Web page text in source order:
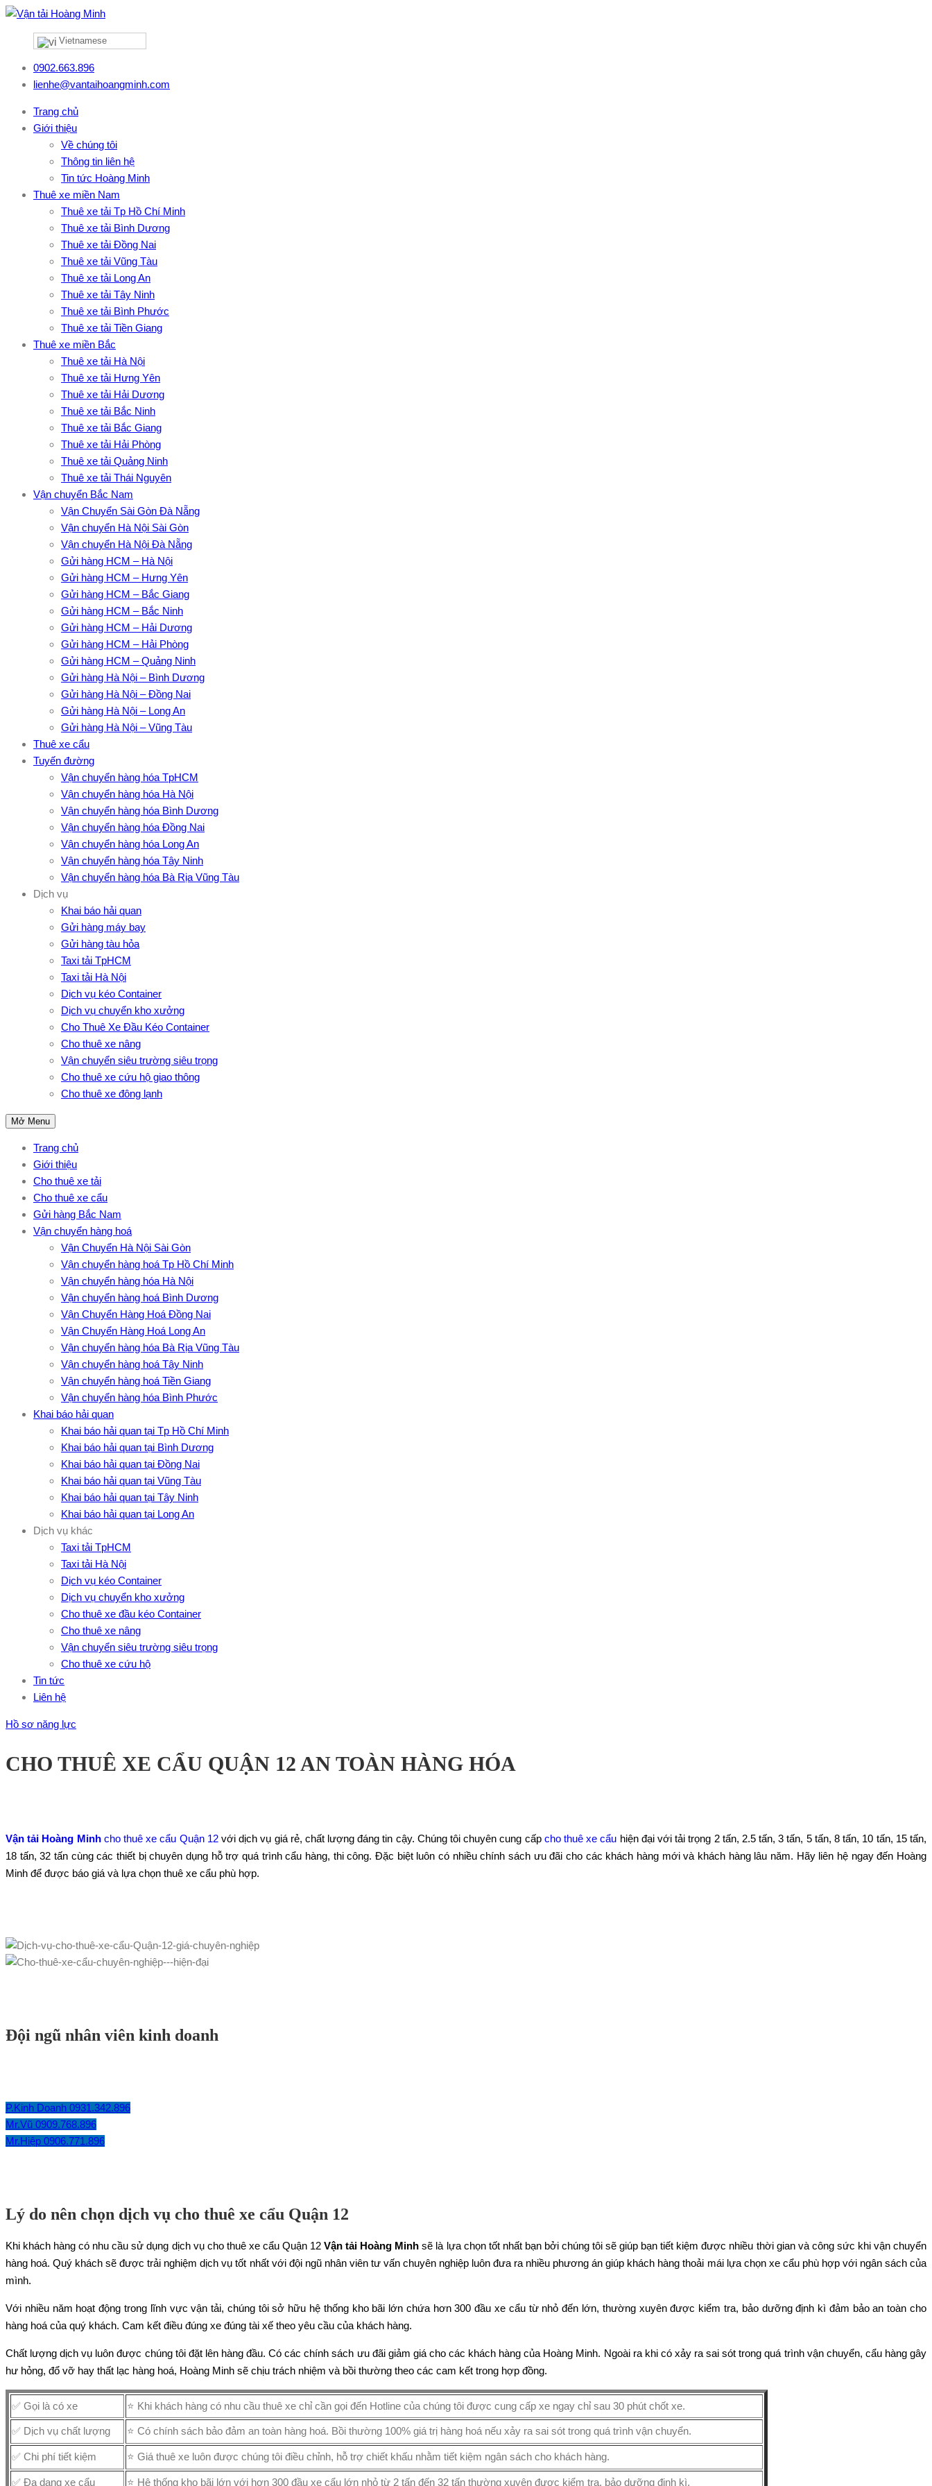
Vietnamese
0902.663.896
lienhe@vantaihoangminh.com
Trang chủ
Giới thiệu
Về chúng tôi
Thông tin liên hệ
Tin tức Hoàng Minh
Thuê xe miền Nam
Thuê xe tải Tp Hồ Chí Minh
Thuê xe tải Bình Dương
Thuê xe tải Đồng Nai
Thuê xe tải Vũng Tàu
Thuê xe tải Long An
Thuê xe tải Tây Ninh
Thuê xe tải Bình Phước
Thuê xe tải Tiền Giang
Thuê xe miền Bắc
Thuê xe tải Hà Nội
Thuê xe tải Hưng Yên
Thuê xe tải Hải Dương
Thuê xe tải Bắc Ninh
Thuê xe tải Bắc Giang
Thuê xe tải Hải Phòng
Thuê xe tải Quảng Ninh
Thuê xe tải Thái Nguyên
Vận chuyển Bắc Nam
Vận Chuyển Sài Gòn Đà Nẵng
Vận chuyển Hà Nội Sài Gòn
Vận chuyển Hà Nội Đà Nẵng
Gửi hàng HCM – Hà Nội
Gửi hàng HCM – Hưng Yên
Gửi hàng HCM – Bắc Giang
Gửi hàng HCM – Bắc Ninh
Gửi hàng HCM – Hải Dương
Gửi hàng HCM – Hải Phòng
Gửi hàng HCM – Quảng Ninh
Gửi hàng Hà Nội – Bình Dương
Gửi hàng Hà Nội – Đồng Nai
Gửi hàng Hà Nội – Long An
Gửi hàng Hà Nội – Vũng Tàu
Thuê xe cẩu
Tuyến đường
Vận chuyển hàng hóa TpHCM
Vận chuyển hàng hóa Hà Nội
Vận chuyển hàng hóa Bình Dương
Vận chuyển hàng hóa Đồng Nai
Vận chuyển hàng hóa Long An
Vận chuyển hàng hóa Tây Ninh
Vận chuyển hàng hóa Bà Rịa Vũng Tàu
Dịch vụ
Khai báo hải quan
Gửi hàng máy bay
Gửi hàng tàu hỏa
Taxi tải TpHCM
Taxi tải Hà Nội
Dịch vụ kéo Container
Dịch vụ chuyển kho xưởng
Cho Thuê Xe Đầu Kéo Container
Cho thuê xe nâng
Vận chuyển siêu trường siêu trọng
Cho thuê xe cứu hộ giao thông
Cho thuê xe đông lạnh
Mở Menu
Trang chủ
Giới thiệu
Cho thuê xe tải
Cho thuê xe cẩu
Gửi hàng Bắc Nam
Vận chuyển hàng hoá
Vận Chuyển Hà Nội Sài Gòn
Vận chuyển hàng hoá Tp Hồ Chí Minh
Vận chuyển hàng hóa Hà Nội
Vận chuyển hàng hoá Bình Dương
Vận Chuyển Hàng Hoá Đồng Nai
Vận Chuyển Hàng Hoá Long An
Vận chuyển hàng hóa Bà Rịa Vũng Tàu
Vận chuyển hàng hoá Tây Ninh
Vận chuyển hàng hoá Tiền Giang
Vận chuyển hàng hóa Bình Phước
Khai báo hải quan
Khai báo hải quan tại Tp Hồ Chí Minh
Khai báo hải quan tại Bình Dương
Khai báo hải quan tại Đồng Nai
Khai báo hải quan tại Vũng Tàu
Khai báo hải quan tại Tây Ninh
Khai báo hải quan tại Long An
Dịch vụ khác
Taxi tải TpHCM
Taxi tải Hà Nội
Dịch vụ kéo Container
Dịch vụ chuyển kho xưởng
Cho thuê xe đầu kéo Container
Cho thuê xe nâng
Vận chuyển siêu trường siêu trọng
Cho thuê xe cứu hộ
Tin tức
Liên hệ
Hồ sơ năng lực
CHO THUÊ XE CẨU QUẬN 12 AN TOÀN HÀNG HÓA
Vận tải Hoàng Minh cho thuê xe cẩu Quận 12 với dịch vụ giá rẻ, chất lượng đáng tin cậy. Chúng tôi chuyên cung cấp cho thuê xe cẩu hiện đại với tải trọng 2 tấn, 2.5 tấn, 3 tấn, 5 tấn, 8 tấn, 10 tấn, 15 tấn,
18 tấn, 32 tấn cùng các thiết bị chuyên dụng hỗ trợ quá trình cẩu hàng, thi công. Đặc biệt luôn có nhiều chính sách ưu đãi cho các khách hàng mới và khách hàng lâu năm. Hãy liên hệ ngay đến Hoàng
Minh để được báo giá và lựa chọn thuê xe cẩu phù hợp.
Đội ngũ nhân viên kinh doanh
P.Kinh Doanh 0931.342.896
Mr.Vũ 0909.768.896
Mr.Hiệp 0906.771.896
Lý do nên chọn dịch vụ cho thuê xe cẩu Quận 12
Khi khách hàng có nhu cầu sử dụng dịch vụ cho thuê xe cẩu Quận 12Vận tải Hoàng Minh sẽ là lựa chọn tốt nhất bạn bởi chúng tôi sẽ giúp bạn tiết kiệm được nhiều thời gian và công sức khi vận chuyển
hàng hoá. Quý khách sẽ được trải nghiệm dịch vụ tốt nhất với đội ngũ nhân viên tư vấn chuyên nghiệp luôn đưa ra nhiều phương án giúp khách hàng thoải mái lựa chọn xe cẩu phù hợp với ngân sách của
mình.
Với nhiều năm hoạt động trong lĩnh vực vận tải, chúng tôi sở hữu hệ thống kho bãi lớn chứa hơn 300 đầu xe cẩu từ nhỏ đến lớn, thường xuyên được kiểm tra, bảo dưỡng định kì đảm bảo an toàn cho
hàng hoá của quý khách. Cam kết điều đúng xe đúng tài xế theo yêu cầu của khách hàng.
Chất lượng dịch vụ luôn được chúng tôi đặt lên hàng đầu. Có các chính sách ưu đãi giảm giá cho các khách hàng của Hoàng Minh. Ngoài ra khi có xảy ra sai sót trong quá trình vận chuyển, cẩu hàng gây
hư hỏng, đổ vỡ hay thất lạc hàng hoá, Hoàng Minh sẽ chịu trách nhiệm và bồi thường theo các cam kết trong hợp đồng.
✅ Gọi là có xe ⭐ Khi khách hàng có nhu cầu thuê xe chỉ cần gọi đến Hotline của chúng tôi được cung cấp xe ngay chỉ sau 30 phút chốt xe.
✅ Dịch vụ chất lượng ⭐ Có chính sách bảo đảm an toàn hàng hoá. Bồi thường 100% giá trị hàng hoá nếu xảy ra sai sót trong quá trình vận chuyển.
✅ Chi phí tiết kiệm ⭐ Giá thuê xe luôn được chúng tôi điều chỉnh, hỗ trợ chiết khấu nhằm tiết kiệm ngân sách cho khách hàng.
✅ Đa dạng xe cẩu ⭐ Hệ thống kho bãi lớn với hơn 300 đầu xe cẩu lớn nhỏ từ 2 tấn đến 32 tấn thường xuyên được kiểm tra, bảo dưỡng định kì.